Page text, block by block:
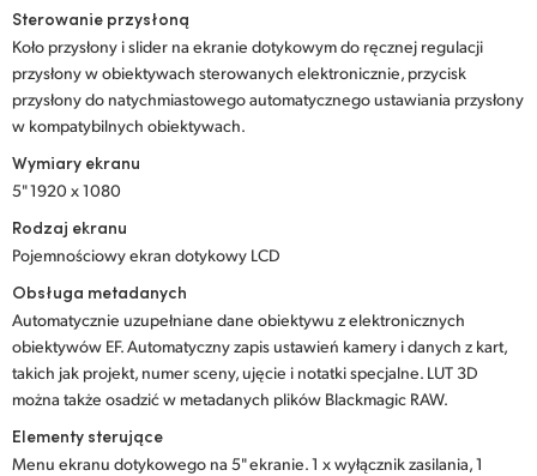
Sterowanie przysłoną
Koło przysłony i slider na ekranie dotykowym do ręcznej regulacji
przysłony w obiektywach sterowanych elektronicznie, przycisk
przysłony do natychmiastowego automatycznego ustawiania przysłony
w kompatybilnych obiektywach.
Wymiary ekranu
5" 1920 x 1080
Rodzaj ekranu
Pojemnościowy ekran dotykowy LCD
Obsługa metadanych
Automatycznie uzupełniane dane obiektywu z elektronicznych
obiektywów EF. Automatyczny zapis ustawień kamery i danych z kart,
takich jak projekt, numer sceny, ujęcie i notatki specjalne. LUT 3D
można także osadzić w metadanych plików Blackmagic RAW.
Elementy sterujące
Menu ekranu dotykowego na 5" ekranie. 1 x wyłącznik zasilania, 1